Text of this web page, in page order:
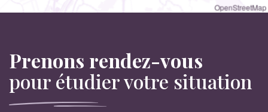
OpenStreetMap
Prenons rendez-vous
pour étudier votre situation